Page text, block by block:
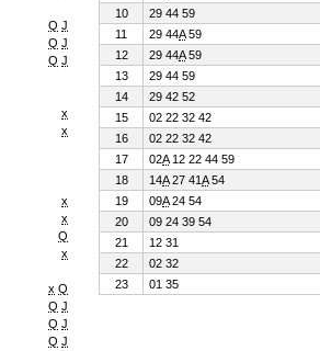
Q J
Q J
Q J
x
x
x
x
Q
x
x Q
Q J
Q J
Q J
10
29 44 59
11
29 44A59
12
29 44A59
13
29 44 59
14
29 42 52
15
02 22 32 42
16
02 22 32 42
17
02A12 22 44 59
18
14A27 41A54
19
09A24 54
20
09 24 39 54
21
12 31
22
02 32
23
01 35